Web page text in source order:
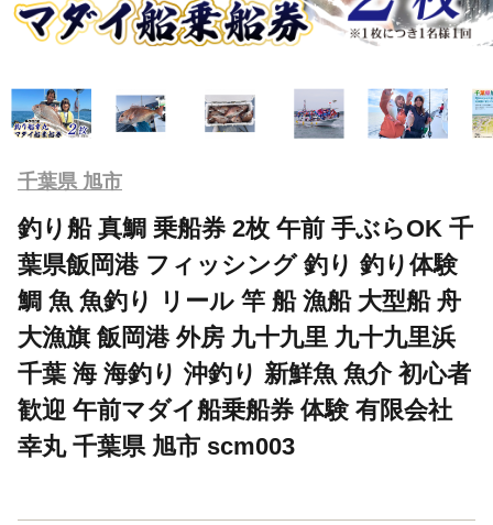
千葉県 旭市
釣り船 真鯛 乗船券 2枚 午前 手ぶらOK 千
葉県飯岡港 フィッシング 釣り 釣り体験
鯛 魚 魚釣り リール 竿 船 漁船 大型船 舟
大漁旗 飯岡港 外房 九十九里 九十九里浜
千葉 海 海釣り 沖釣り 新鮮魚 魚介 初心者
歓迎 午前マダイ船乗船券 体験 有限会社
幸丸 千葉県 旭市 scm003